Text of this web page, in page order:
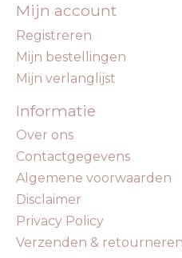
Mijn account
Registreren
Mijn bestellingen
Mijn verlanglijst
Informatie
Over ons
Contactgegevens
Algemene voorwaarden
Disclaimer
Privacy Policy
Verzenden & retourneren